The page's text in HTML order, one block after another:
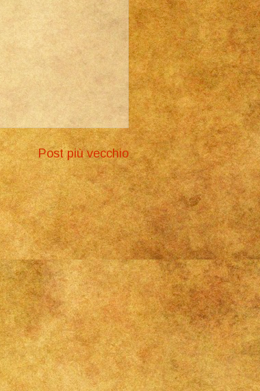
Post più vecchio